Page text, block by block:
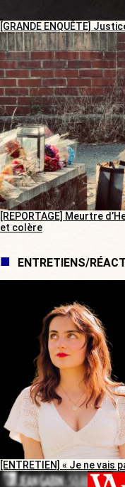
[GRANDE ENQUÊTE]
[REPORTAGE] Meurtre
et colère
ENTRETIENS/
[ENTRETIEN] « Je ne vais